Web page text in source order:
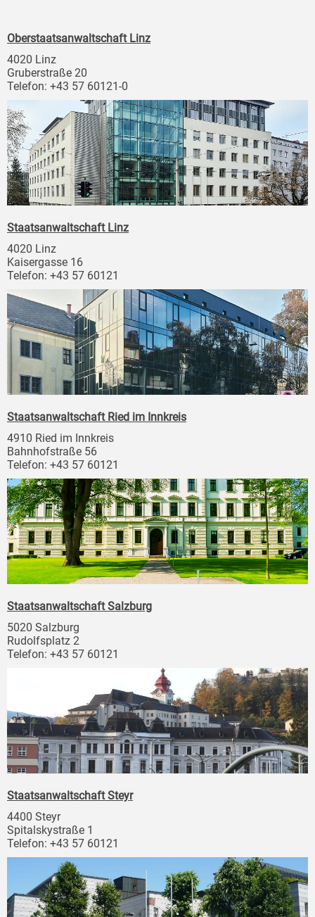
Oberstaatsanwaltschaft Linz
4020 Linz
Gruberstraße 20
Telefon: +43 57 60121-0
Staatsanwaltschaft Linz
4020 Linz
Kaisergasse 16
Telefon: +43 57 60121
Staatsanwaltschaft Ried im Innkreis
4910 Ried im Innkreis
Bahnhofstraße 56
Telefon: +43 57 60121
Staatsanwaltschaft Salzburg
5020 Salzburg
Rudolfsplatz 2
Telefon: +43 57 60121
Staatsanwaltschaft Steyr
4400 Steyr
Spitalskystraße 1
Telefon: +43 57 60121